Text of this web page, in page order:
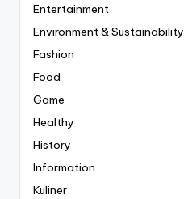
Entertainment
Environment & Sustainability
Fashion
Food
Game
Healthy
History
Information
Kuliner